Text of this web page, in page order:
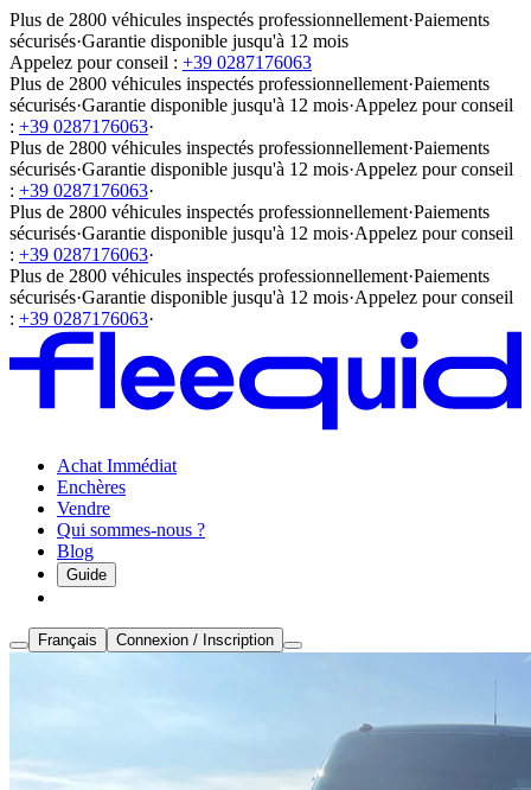
Plus de 2800 véhicules inspectés professionnellement·Paiements
sécurisés·Garantie disponible jusqu'à 12 mois
Appelez pour conseil : +39 0287176063
Plus de 2800 véhicules inspectés professionnellement·Paiements
sécurisés·Garantie disponible jusqu'à 12 mois·Appelez pour conseil
: +39 0287176063·
Plus de 2800 véhicules inspectés professionnellement·Paiements
sécurisés·Garantie disponible jusqu'à 12 mois·Appelez pour conseil
: +39 0287176063·
Plus de 2800 véhicules inspectés professionnellement·Paiements
sécurisés·Garantie disponible jusqu'à 12 mois·Appelez pour conseil
: +39 0287176063·
Plus de 2800 véhicules inspectés professionnellement·Paiements
sécurisés·Garantie disponible jusqu'à 12 mois·Appelez pour conseil
: +39 0287176063·
Achat Immédiat
Enchères
Vendre
Qui sommes-nous ?
Blog
Guide
Français Connexion / Inscription